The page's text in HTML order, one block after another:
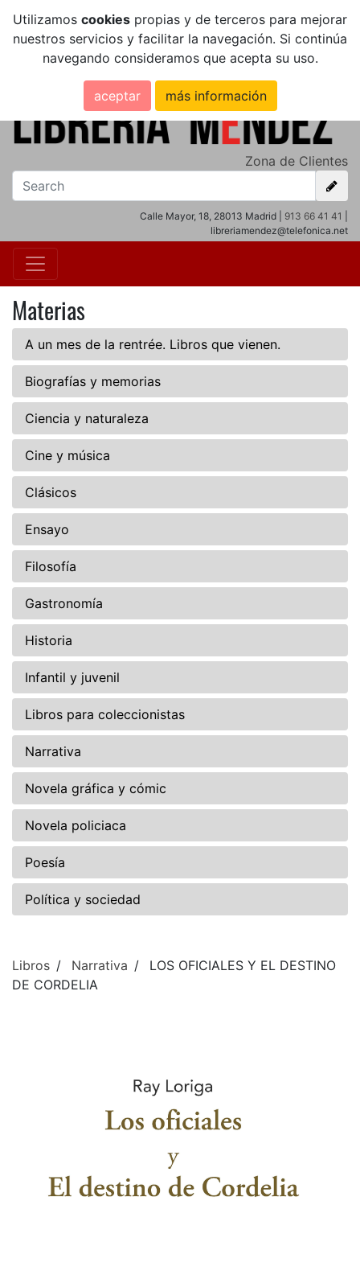
Utilizamos cookies propias y de terceros para mejorar
nuestros servicios y facilitar la navegación. Si continúa
navegando consideramos que acepta su uso.
aceptar más información
Zona de Clientes
Calle Mayor, 18, 28013 Madrid | 913 66 41 41
libreriamendez@telefonica.net
Materias
A un mes de la rentrée. Libros que vienen.
Biografías y memorias
Ciencia y naturaleza
Cine y música
Clásicos
Ensayo
Filosofía
Gastronomía
Historia
Infantil y juvenil
Libros para coleccionistas
Narrativa
Novela gráfica y cómic
Novela policiaca
Poesía
Política y sociedad
Libros Narrativa
LOS OFICIALES Y EL DESTINO
DE CORDELIA